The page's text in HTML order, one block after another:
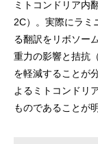
ミトコンドリア内
2C）。実際にラミ
る翻訳をリボソー
重力の影響と拮抗
を軽減することが
よるミトコンドリ
ものであることが